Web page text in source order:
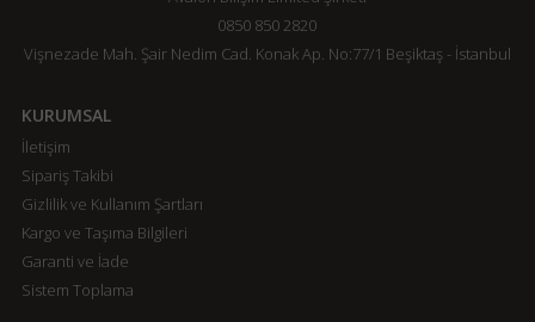
0850 850 2820
Vişnezade Mah. Şair Nedim Cad. Konak Ap. No:77/1 Beşiktaş - İstanbul
KURUMSAL
İletişim
Sipariş Takibi
Gizlilik ve Kullanım Şartları
Kargo ve Taşıma Bilgileri
Garanti ve İade
Sistem Toplama